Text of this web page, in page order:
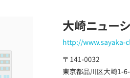
大崎ニュー
http://www.sayaka-
〒 141-0032
東京都品川区大崎1-